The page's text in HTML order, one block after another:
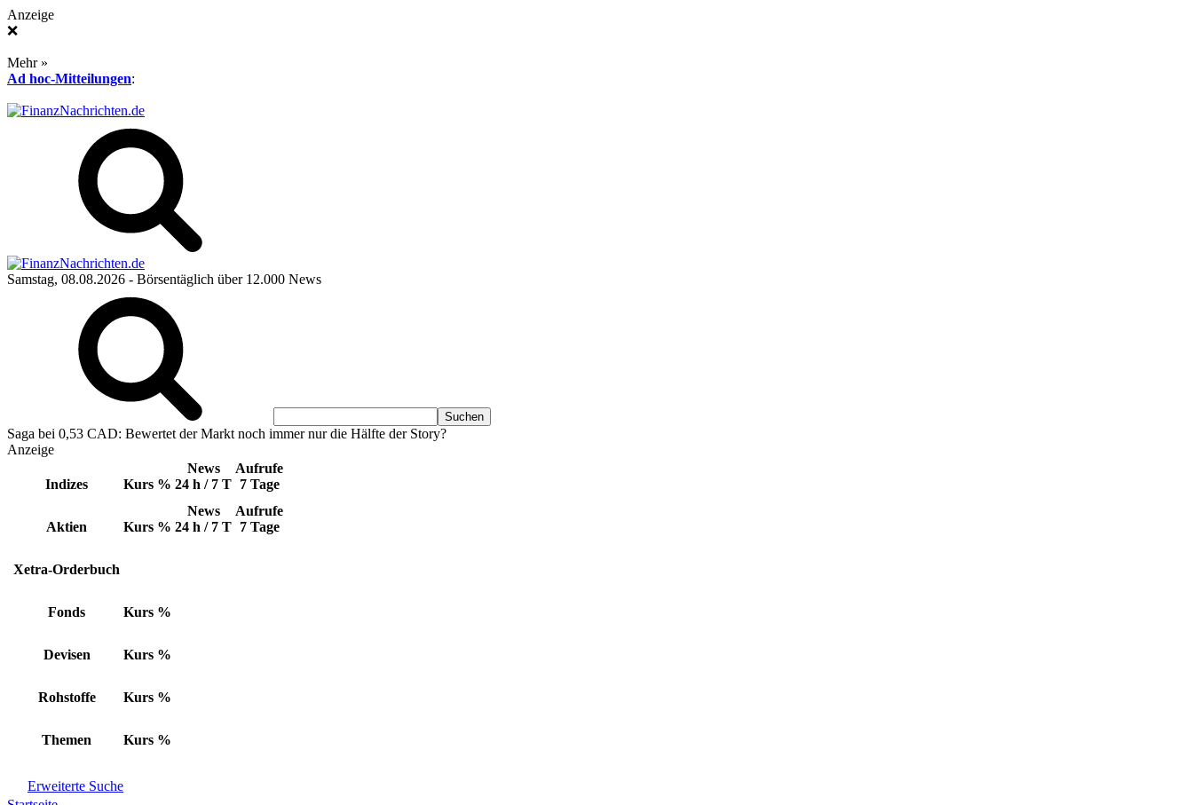
Anzeige
❌
Mehr »
Ad hoc-Mitteilungen:
Samstag, 08.08.2026 - Börsentäglich über 12.000 News
Saga bei 0,53 CAD: Bewertet der Markt noch immer nur die Hälfte der Story?
Anzeige
Indizes Kurs %
News
24 h / 7 T
Aufrufe
7 Tage
Aktien Kurs %
News
24 h / 7 T
Aufrufe
7 Tage
Xetra-Orderbuch
Fonds Kurs %
Devisen Kurs %
Rohstoffe Kurs %
Themen Kurs %
Erweiterte Suche